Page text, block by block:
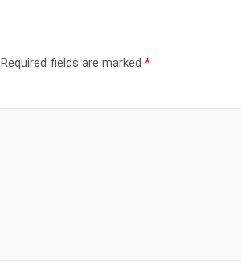
Required fields are marked *